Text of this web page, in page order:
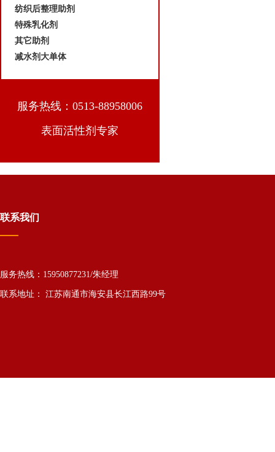
纺织后整理助剂
特殊乳化剂
其它助剂
减水剂大单体
服务热线：0513-88958006
表面活性剂专家
联系我们
服务热线：15950877231/朱经理
联系地址： 江苏南通市海安县长江西路99号